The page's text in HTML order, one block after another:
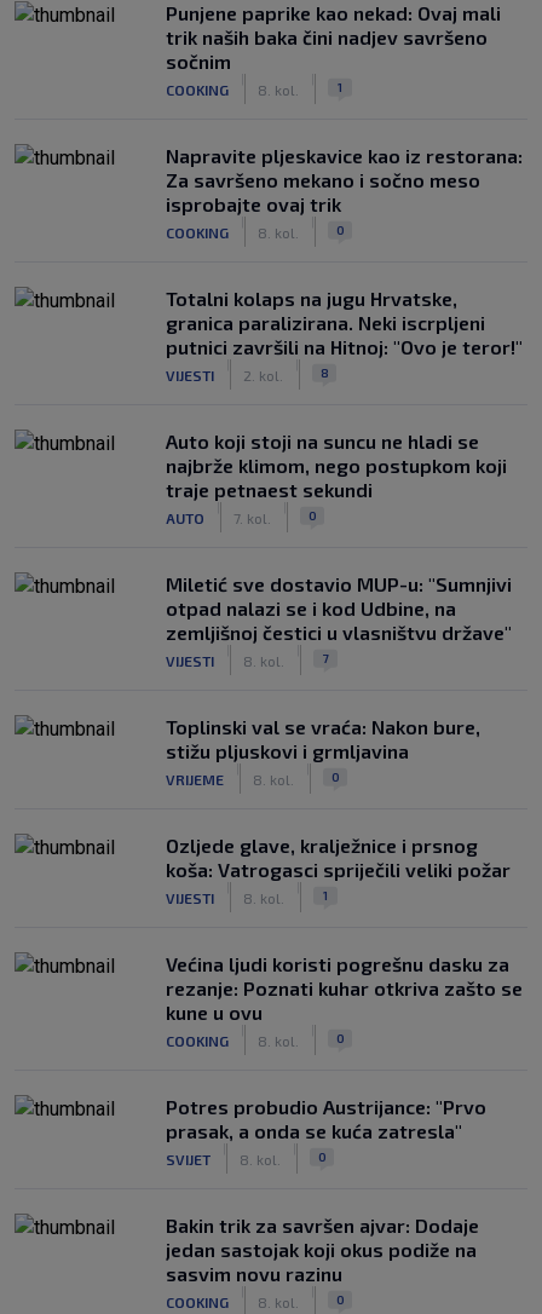
Punjene paprike kao nekad: Ovaj mali
trik naših baka čini nadjev savršeno
sočnim
COOKING 8. kol. 1
Napravite pljeskavice kao iz restorana:
Za savršeno mekano i sočno meso
isprobajte ovaj trik
COOKING 8. kol. 0
Totalni kolaps na jugu Hrvatske,
granica paralizirana. Neki iscrpljeni
putnici završili na Hitnoj: "Ovo je teror!"
VIJESTI 2. kol. 8
Auto koji stoji na suncu ne hladi se
najbrže klimom, nego postupkom koji
traje petnaest sekundi
AUTO 7. kol. 0
Miletić sve dostavio MUP-u: "Sumnjivi
otpad nalazi se i kod Udbine, na
zemljišnoj čestici u vlasništvu države"
VIJESTI 8. kol. 7
Toplinski val se vraća: Nakon bure,
stižu pljuskovi i grmljavina
VRIJEME 8. kol. 0
Ozljede glave, kralježnice i prsnog
koša: Vatrogasci spriječili veliki požar
VIJESTI 8. kol. 1
Većina ljudi koristi pogrešnu dasku za
rezanje: Poznati kuhar otkriva zašto se
kune u ovu
COOKING 8. kol. 0
Potres probudio Austrijance: "Prvo
prasak, a onda se kuća zatresla"
SVIJET 8. kol. 0
Bakin trik za savršen ajvar: Dodaje
jedan sastojak koji okus podiže na
sasvim novu razinu
COOKING 8. kol. 0